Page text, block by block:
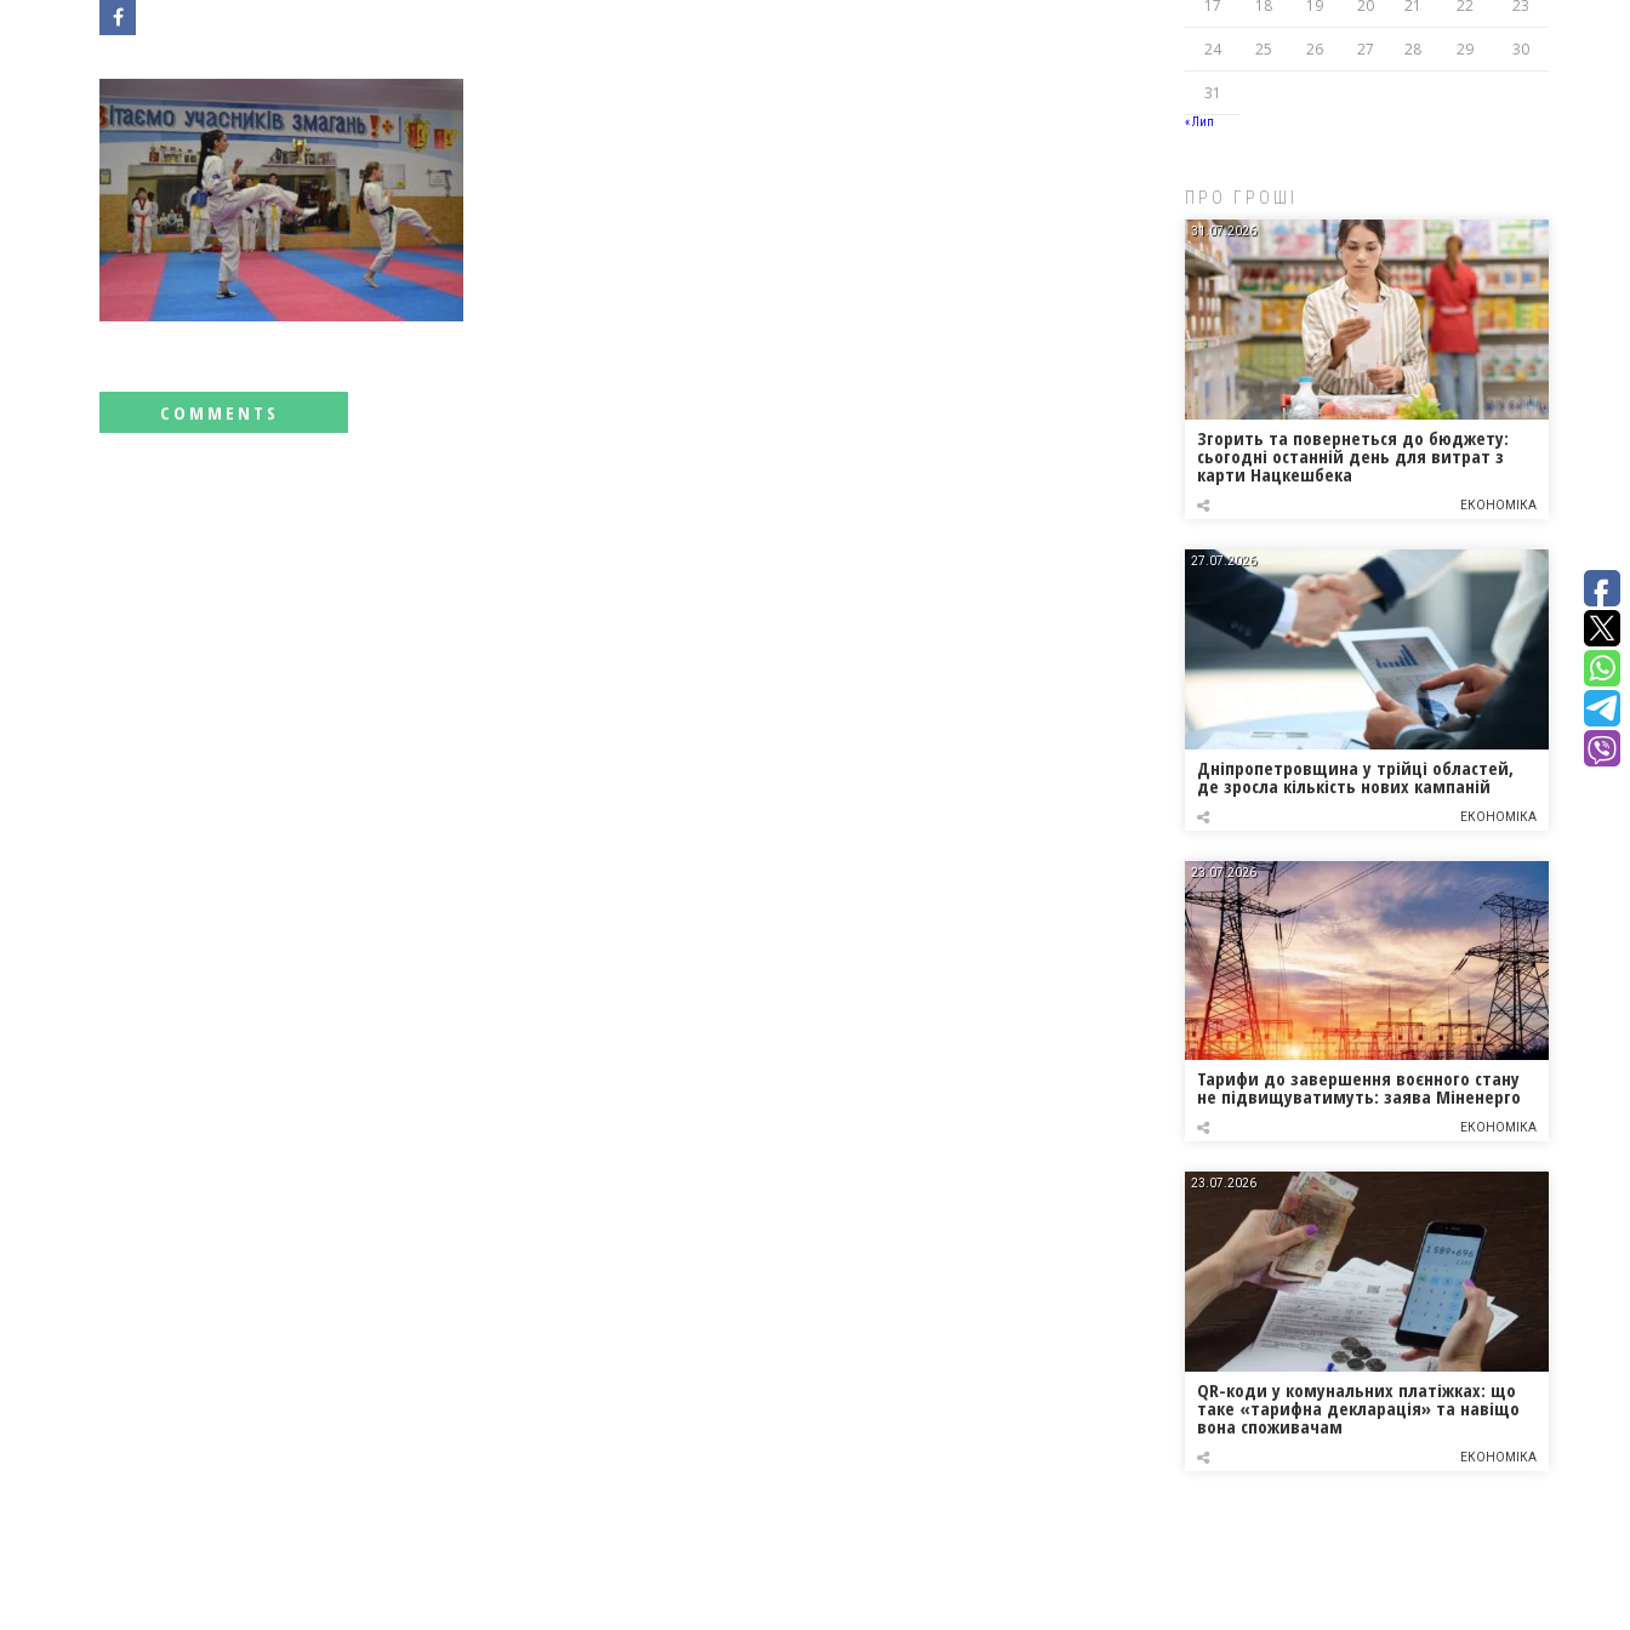
17 18 19 20 21 22 23
24 25 26 27 28 29 30
31
« Лип
ПРО ГРОШІ
31.07.2026
Згорить та повернеться до бюджету:
сьогодні останній день для витрат з
карти Нацкешбека
ЕКОНОМІКА
27.07.2026
Дніпропетровщина у трійці областей,
де зросла кількість нових кампаній
ЕКОНОМІКА
23.07.2026
Тарифи до завершення воєнного стану
не підвищуватимуть: заява Міненерго
ЕКОНОМІКА
23.07.2026
QR-коди у комунальних платіжках: що
таке «тарифна декларація» та навіщо
вона споживачам
ЕКОНОМІКА